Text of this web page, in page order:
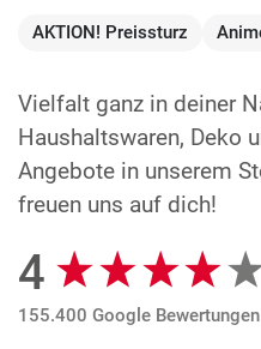
AKTION! Preissturz
Vielfalt ganz in deiner
Haushaltswaren, Deko
Angebote in unserem
freuen uns auf dich!
Google Bewertungen
4
155.400 Google Bewertungen